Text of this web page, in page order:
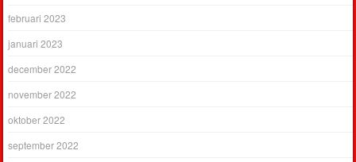
februari 2023
januari 2023
december 2022
november 2022
oktober 2022
september 2022